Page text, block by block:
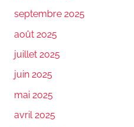
septembre 2025
août 2025
juillet 2025
juin 2025
mai 2025
avril 2025